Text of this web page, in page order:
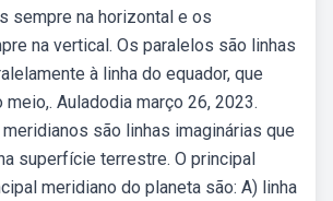
sempre na horizontal e os
na vertical. Os paralelos são linhas
à linha do equador, que
meio,. Auladodia março 26, 2023.
são linhas imaginárias que
superfície terrestre. O principal
meridiano do planeta são: A) linha